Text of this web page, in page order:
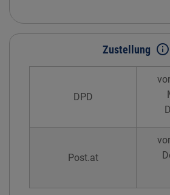
Zustellung info_outline
DPD
Post.at